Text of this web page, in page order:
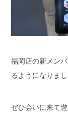
福岡店の新メン
るようになりま
ぜひ会いに来て